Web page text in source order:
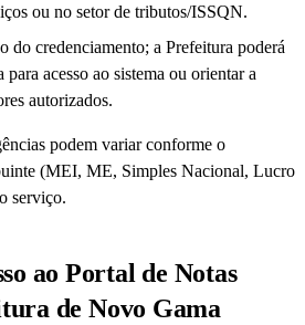
ou no setor de tributos/ISSQN.
do credenciamento; a Prefeitura poderá
acesso ao sistema ou orientar a
autorizados.
podem variar conforme o
(MEI, ME, Simples Nacional, Lucro
serviço.
ao Portal de Notas
de Novo Gama